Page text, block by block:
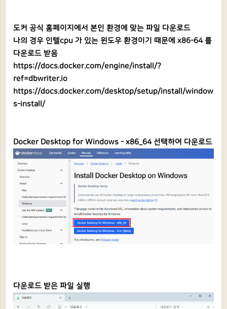
도커 공식 홈페이지에서 본인 환경에 맞는 파일 다운로드
나의 경우 인텔cpu 가 있는 윈도우 환경이기 때문에 x86-64 를
다운로드 받음
https://docs.docker.com/engine/install/?
ref=dbwriter.io
https://docs.docker.com/desktop/setup/install/window
s-install/
Docker Desktop for Windows - x86_64 선택하여 다운로드
다운로드 받은 파일 실행